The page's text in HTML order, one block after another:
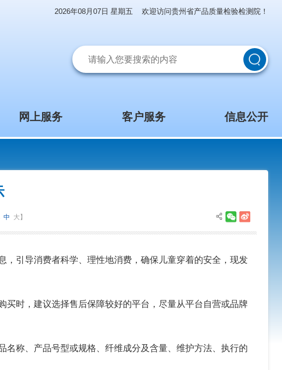
2026年08月07日 星期五 欢迎访问贵州省产品质量
网上服务
字体：小 中 大】
费信息，引导消费者科学、理性地消费，确保儿童穿着的安全
线上购买时，建议选择售后保障较好的平台，尽量从平台自营
。